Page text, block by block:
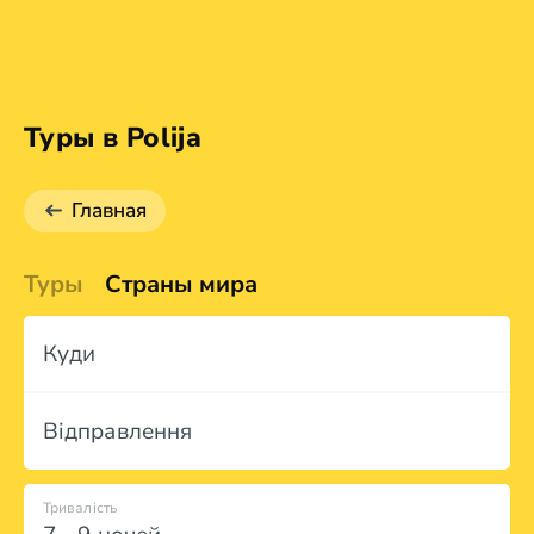
Туры в Polija
Главная
Туры Страны мира
Куди
Відправлення
Тривалість